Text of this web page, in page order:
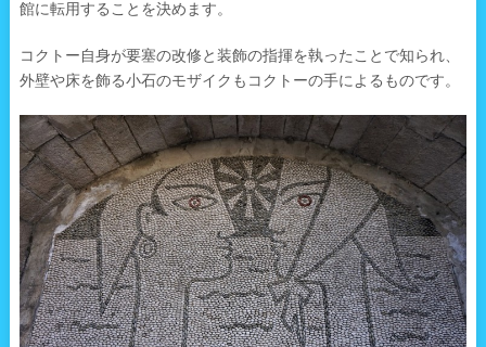
館に転用することを決めます。
コクトー自身が要塞の改修と装飾の指揮を執ったことで知られ、
外壁や床を飾る小石のモザイクもコクトーの手によるものです。